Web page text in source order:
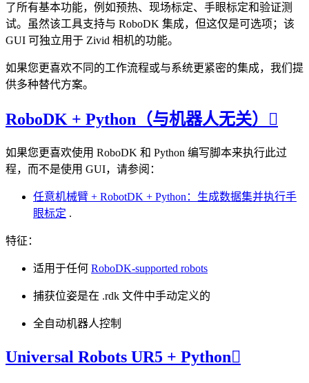
了所有基本功能，例如预热、现场标定、手眼标定和验证测
试。虽然该工具支持与 RoboDK 集成，但这仅是可选项；该
GUI 可独立用于 Zivid 相机的功能。
如果您更喜欢不同的工作流程或与系统更紧密的集成，我们提
供多种替代方案。
RoboDK + Python（与机器人无关） 
如果您更喜欢使用 RoboDK 和 Python 编写脚本来执行此过
程，而不是使用 GUI，请参阅：
任意机械臂 + RobotDK + Python：生成数据集并执行手
眼标定 .
特征：
适用于任何 RoboDK-supported robots
捕获位姿是在 .rdk 文件中手动定义的
全自动机器人控制
Universal Robots UR5 + Python